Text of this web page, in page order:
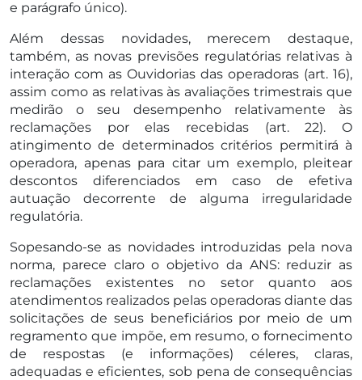
e parágrafo único).
Além dessas novidades, merecem destaque,
também, as novas previsões regulatórias relativas à
interação com as Ouvidorias das operadoras (art. 16),
assim como as relativas às avaliações trimestrais que
medirão o seu desempenho relativamente às
reclamações por elas recebidas (art. 22). O
atingimento de determinados critérios permitirá à
operadora, apenas para citar um exemplo, pleitear
descontos diferenciados em caso de efetiva
autuação decorrente de alguma irregularidade
regulatória.
Sopesando-se as novidades introduzidas pela nova
norma, parece claro o objetivo da ANS: reduzir as
reclamações existentes no setor quanto aos
atendimentos realizados pelas operadoras diante das
solicitações de seus beneficiários por meio de um
regramento que impõe, em resumo, o fornecimento
de respostas (e informações) céleres, claras,
adequadas e eficientes, sob pena de consequências